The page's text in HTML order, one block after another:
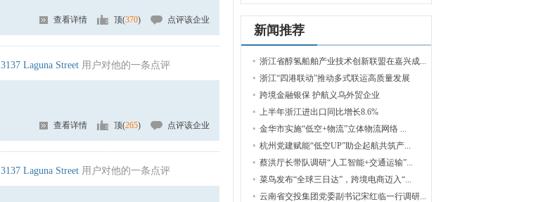
查看详情 顶(370) 点评该企业
3137 Laguna Street 用户对他的一条点评
查看详情 顶(265) 点评该企业
3137 Laguna Street 用户对他的一条点评
新闻推荐
浙江省醇氢船舶产业技术创新联盟在嘉兴成...
浙江“四港联动”推动多式联运高质量发展
跨境金融银保 护航义乌外贸企业
上半年浙江进出口同比增长8.6%
金华市实施“低空+物流”立体物流网络 ...
杭州党建赋能“低空UP”助企起航共筑产...
蔡洪厅长带队调研“人工智能+交通运输”...
菜鸟发布“全球三日达”，跨境电商迈入“...
云南省交投集团党委副书记宋红临一行调研...